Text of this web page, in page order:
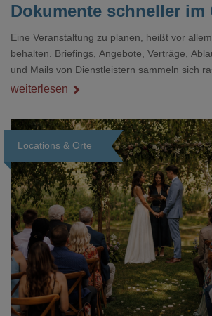
Dokumente schneller im
Eine Veranstaltung zu planen, heißt vor
behalten. Briefings, Angebote, Verträge,
und Mails von Dienstleistern sammeln sich
unübersichtlichen Stapel. Wer schon einmal
Dokument gesucht hat, kennt das mulmige
weiterlesen
Locations & Orte
Loading...